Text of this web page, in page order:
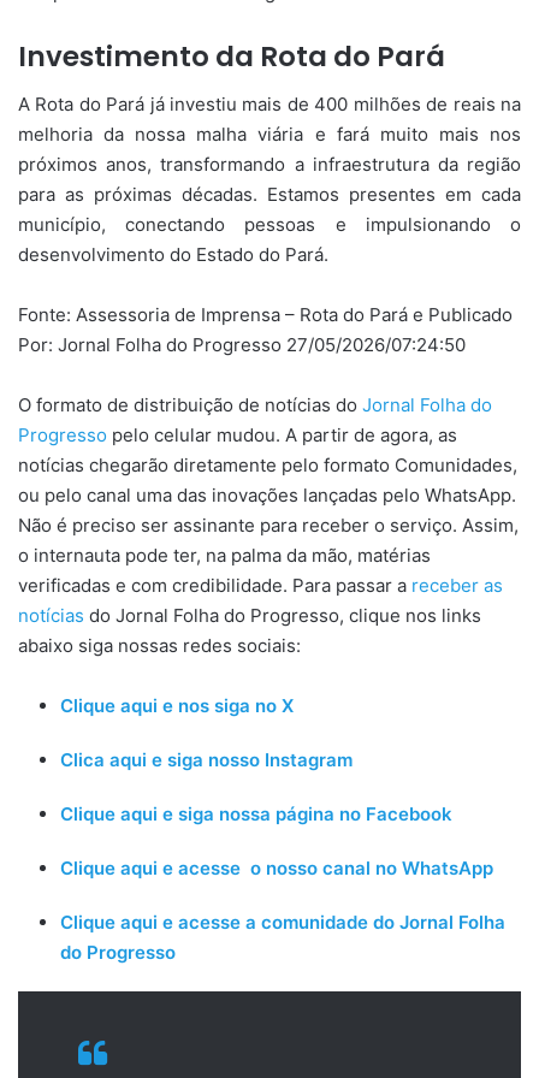
Investimento da Rota do Pará
A Rota do Pará já investiu mais de 400 milhões de reais na
melhoria da nossa malha viária e fará muito mais nos
próximos anos, transformando a infraestrutura da região
para as próximas décadas. Estamos presentes em cada
município, conectando pessoas e impulsionando o
desenvolvimento do Estado do Pará.
Fonte: Assessoria de Imprensa – Rota do Pará e Publicado
Por: Jornal Folha do Progresso 27/05/2026/07:24:50
O formato de distribuição de notícias do Jornal Folha do
Progresso pelo celular mudou. A partir de agora, as
notícias chegarão diretamente pelo formato Comunidades,
ou pelo canal uma das inovações lançadas pelo WhatsApp.
Não é preciso ser assinante para receber o serviço. Assim,
o internauta pode ter, na palma da mão, matérias
verificadas e com credibilidade. Para passar a receber as
notícias do Jornal Folha do Progresso, clique nos links
abaixo siga nossas redes sociais:
Clique aqui e nos siga no X
Clica aqui e siga nosso Instagram
Clique aqui e siga nossa página no Facebook
Clique aqui e acesse o nosso canal no WhatsApp
Clique aqui e acesse a comunidade do Jornal Folha
do Progresso